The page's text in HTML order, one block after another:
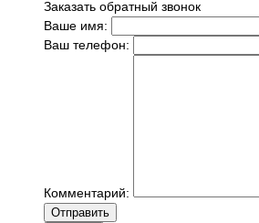
Заказать обратный звонок
Ваше имя:
Ваш телефон:
Комментарий:
Отправить